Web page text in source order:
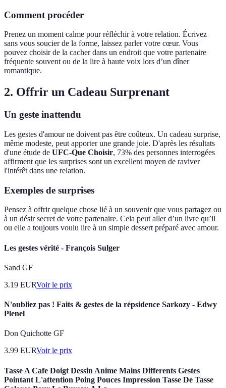
Comment procéder
Prenez un moment calme pour réfléchir à votre relation. Écrivez
sans vous soucier de la forme, laissez parler votre cœur. Vous
pouvez choisir de la cacher dans un endroit que votre partenaire
fréquente souvent ou de la lire à haute voix lors d’un dîner
romantique.
2. Offrir un Cadeau Surprenant
Un geste inattendu
Les gestes d'amour ne doivent pas être coûteux. Un cadeau surprise,
même modeste, peut apporter une grande joie. D'après les résultats
d'une étude de UFC-Que Choisir, 73% des personnes interrogées
affirment que les surprises sont un excellent moyen de raviver
l'intérêt dans une relation.
Exemples de surprises
Pensez à offrir quelque chose lié à un souvenir que vous partagez ou
à un désir secret de votre partenaire. Cela peut aller d’un livre qu’il
ou elle a toujours voulu lire à un simple dessert préparé avec amour.
Les gestes vérité - François Sulger
Sand GF
3.19 EURVoir le prix
N'oubliez pas ! Faits & gestes de la répsidence Sarkozy - Edwy
Plenel
Don Quichotte GF
3.99 EURVoir le prix
Tasse A Cafe Doigt Dessin Anime Mains Differents Gestes
Pointant L'attention Poing Pouces Impression Tasse De Tasse